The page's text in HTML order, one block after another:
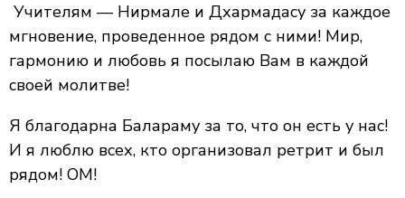
Учителям — Нирмале и Дхармадасу за каждое
мгновение, проведенное рядом с ними! Мир,
гармонию и любовь я посылаю Вам в каждой
своей молитве!
Я благодарна Балараму за то, что он есть у нас!
И я люблю всех, кто организовал ретрит и был
рядом! ОМ!